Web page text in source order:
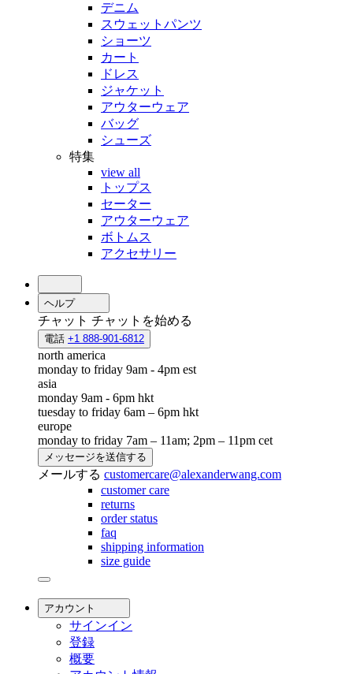
デニム
スウェットパンツ
ショーツ
カート
ドレス
ジャケット
アウターウェア
バッグ
シューズ
特集
view all
トップス
セーター
アウターウェア
ボトムス
アクセサリー
ヘルプ
チャット チャットを始める
電話 +1 888-901-6812
north america
monday to friday 9am - 4pm est
asia
monday 9am - 6pm hkt
tuesday to friday 6am – 6pm hkt
europe
monday to friday 7am – 11am; 2pm – 11pm cet
メッセージを送信する
メールする customercare@alexanderwang.com
customer care
returns
order status
faq
shipping information
size guide
アカウント
サインイン
登録
概要